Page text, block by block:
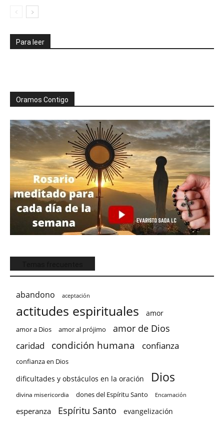
Para leer
Oramos Contigo
abandono aceptación
actitudes espirituales amor
amor a Dios amor al prójimo amor de Dios
caridad condición humana confianza
confianza en Dios
dificultades y obstáculos en la oración Dios
divina misericordia dones del Espíritu Santo Encarnación
esperanza Espíritu Santo evangelización